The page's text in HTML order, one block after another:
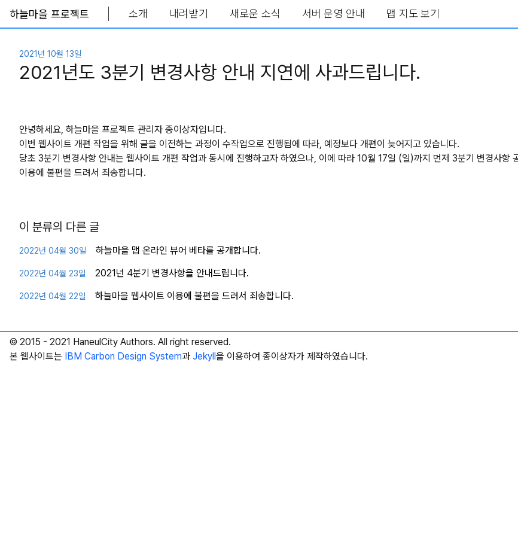
Skip to main content
하늘마을 프로젝트 소개 내려받기 새로운 소식 서버 운영 안내 맵 지도 보기
2021년 10월 13일
2021년도 3분기 변경사항 안내 지연에 사과드립니다.
안녕하세요, 하늘마을 프로젝트 관리자 종이상자입니다.
이번 웹사이트 개편 작업을 위해 글을 이전하는 과정이 수작업으로 진행됨에 따라, 예정보다 개편이 늦어지고 있습니다.
당초 3분기 변경사항 안내는 웹사이트 개편 작업과 동시에 진행하고자 하였으나, 이에 따라 10월 17일 (일)까지 먼저 3분기 변경사항
이용에 불편을 드려서 죄송합니다.
이 분류의 다른 글
2022년 04월 30일 하늘마을 맵 온라인 뷰어 베타를 공개합니다.
2022년 04월 23일 2021년 4분기 변경사항을 안내드립니다.
2022년 04월 22일 하늘마을 웹사이트 이용에 불편을 드려서 죄송합니다.
© 2015 - 2021 HaneulCity Authors. All right reserved.
본 웹사이트는 IBM Carbon Design System과 Jekyll을 이용하여 종이상자가 제작하였습니다.